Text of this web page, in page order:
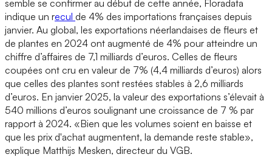
semble se confirmer au début de cette année, Floradata
indique un recul de 4% des importations françaises depuis
janvier. Au global, les exportations néerlandaises de fleurs et
de plantes en 2024 ont augmenté de 4% pour atteindre un
chiffre d’affaires de 7,1 milliards d’euros. Celles de fleurs
coupées ont cru en valeur de 7% (4,4 milliards d’euros) alors
que celles des plantes sont restées stables à 2,6 milliards
d’euros. En janvier 2025, la valeur des exportations s’élevait à
540 millions d’euros soulignant une croissance de 7 % par
rapport à 2024. «Bien que les volumes soient en baisse et
que les prix d'achat augmentent, la demande reste stable»,
explique Matthijs Mesken, directeur du VGB.